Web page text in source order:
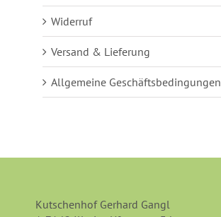
Widerruf
Versand & Lieferung
Allgemeine Geschäftsbedingungen
Kutschenhof Gerhard Gangl